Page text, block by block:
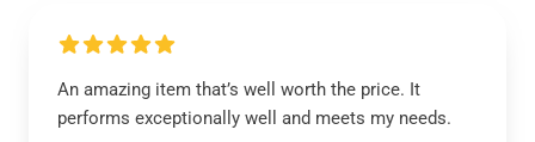
An amazing item that’s well worth the price. It
performs exceptionally well and meets my needs.